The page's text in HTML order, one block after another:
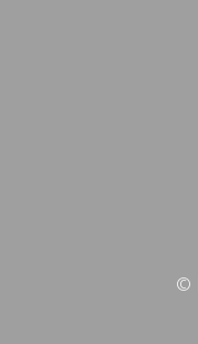
©